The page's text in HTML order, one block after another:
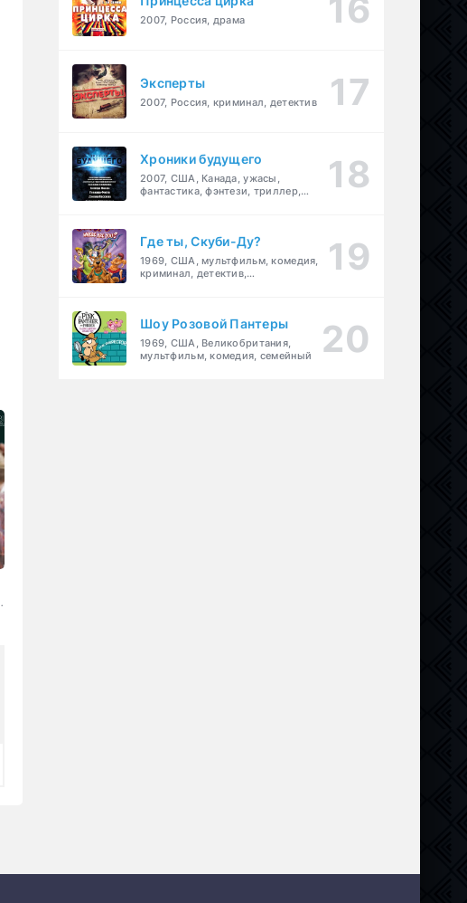
2007, Россия, драма
Эксперты
2007, Россия, криминал, детектив
Хроники будущего
2007, США, Канада, ужасы,
фантастика, фэнтези, триллер,
Где ты, Скуби-Ду?
1969, США, мультфильм, комедия,
криминал, детектив,
Шоу Розовой Пантеры
1969, США, Великобритания,
мультфильм, комедия, семейный